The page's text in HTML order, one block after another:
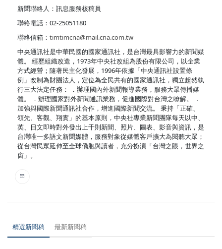
新聞聯絡人：訊息服務核稿員
聯絡電話：02-25051180
聯絡信箱： timtimcna@mail.cna.com.tw
中央通訊社是中華民國的國家通訊社，是台灣最具影響力的新聞媒
體。 經歷組織改造，1973年中央社改組為股份有限公司，以企業
方式經營；隨著民主化發展，1996年依據「中央通訊社設置條
例」改制為財團法人，定位為全民共有的國家通訊社，獨立超然執
行三大法定任務： ．辦理國內外新聞報導業務，服務大眾傳播媒
體。 ．辦理國家對外新聞通訊業務，促進國際對台灣之瞭解。 ．
加強與國際新聞通訊社合作，增進國際新聞交流。 秉持「正確、
領先、客觀、翔實」的基本原則，中央社專業新聞團隊每天以中、
英、日文即時對外發出上千則新聞、照片、圖表、影音與資訊，是
台灣唯一多語文新聞媒體，服務對象從媒體客戶擴大為閱聽大眾；
從台灣民眾延伸至全球僑胞與讀者，充分扮演「台灣之眼，世界之
窗」。
精選新聞稿 最新新聞稿